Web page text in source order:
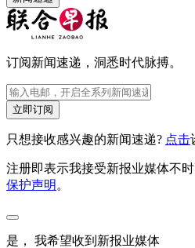
订阅新闻速递，洞悉时代脉搏。
立即订阅
只想接收感兴趣的新闻速递? 点击
注册即表示我接受新报业媒体不
保护声明 。
是， 我希望收到新报业媒体